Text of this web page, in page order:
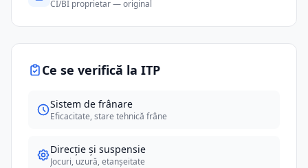
CI/BI proprietar — original
Ce se verifică la ITP
Sistem de frânare
Eficacitate, stare tehnică frâne
Direcție și suspensie
Jocuri, uzură, etanșeitate